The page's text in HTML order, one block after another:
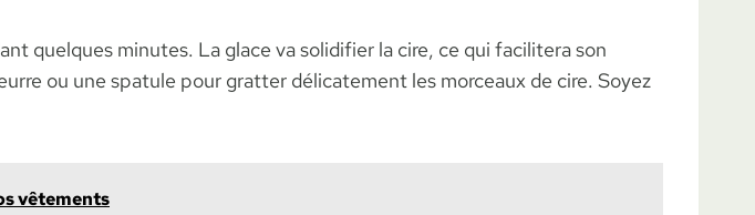
quelques minutes. La glace va solidifier la cire, ce qui facilitera son
ou une spatule pour gratter délicatement les morceaux de cire. Soyez
vêtements